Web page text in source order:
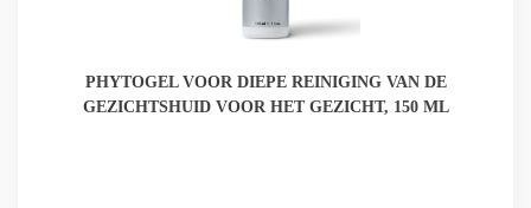
PHYTOGEL VOOR DIEPE REINIGING VAN DE
GEZICHTSHUID VOOR HET GEZICHT, 150 ML